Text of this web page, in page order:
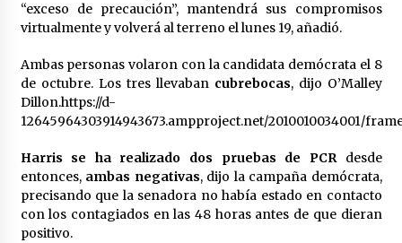
Zar antidrogas de EE.UU.: “vamos por los
políticos mexicanos que protegen al narco”
2 meses atrás
operaciones militares entre ambos países
Trump asegura que barcos cargados de
petróleo están empezando a salir de Ormuz
2 meses atrás
“exceso de precaución”, mantendrá sus compromisos
virtualmente y volverá al terreno el lunes 19, añadió.
Ambas personas volaron con la candidata demócrata el 8
de octubre. Los tres llevaban cubrebocas, dijo O’Malley
Dillon.https://d-
12645964303914943673.ampproject.net/2010010034001/
Harris se ha realizado dos pruebas de PCR desde
entonces, ambas negativas, dijo la campaña demócrata,
precisando que la senadora no había estado en contacto
con los contagiados en las 48 horas antes de que dieran
positivo.